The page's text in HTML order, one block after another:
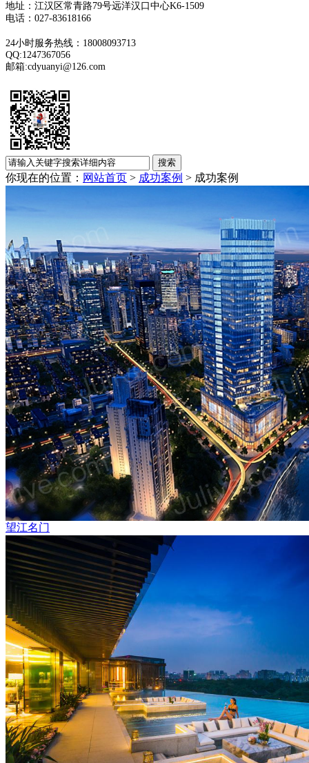
地址：江汉区常青路79号远洋汉口中心K6-1509
电话： 027-83618166
24小时服务热线：18008093713
QQ:1247367056
邮箱:cdyuanyi@126.com
你现在的位置： 网站首页 > 成功案例 > 成功案例
​望江名门